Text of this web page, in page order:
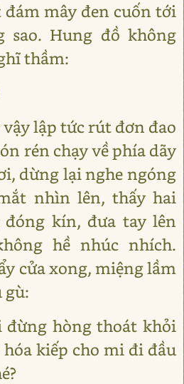
mây đen cuốn tới
sao. Hung đồ không
thầm:
lập tức rút đơn đao
rén chạy về phía dãy
dừng lại nghe ngóng
nhìn lên, thấy hai
đóng kín, đưa tay lên
hề nhúc nhích.
cửa xong, miệng lầm
gù:
đừng hòng thoát khỏi
kiếp cho mi đi đầu